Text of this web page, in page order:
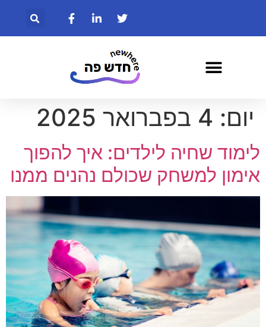
יום: 4 בפברואר 2025
לימוד שחיה לילדים: איך להפוך
אימון למשחק שכולם נהנים ממנו